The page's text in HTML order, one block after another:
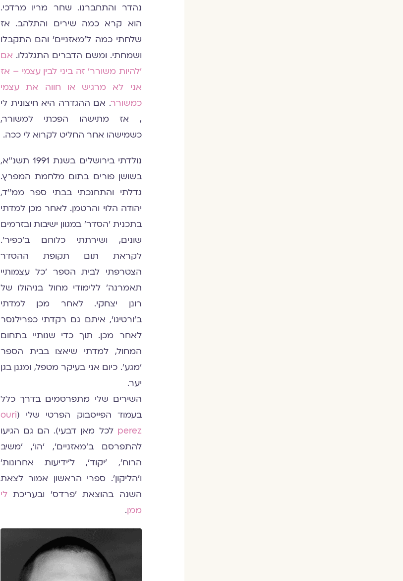
נהדר והתחברנו. שחר מריו מרדכי.
הוא קרא כמה שירים והתלהב. אז
שלחתי כמה ל׳מאזניים׳ והם התקבלו
ושמחתי. ומשם הדברים התגלגלו. אם
׳להיות משורר׳ זה ביני לבין עצמי – אז
אני לא מרגיש או חווה את עצמי
כמשורר. אם ההגדרה היא חיצונית לי
, אז מתישהו הפכתי למשורר,
כשמישהו אחר החליט לקרוא לי ככה.
נולדתי בירושלים בשנת 1991 תשנ׳׳א,
בשושן פורים בתום מלחמת המפרץ.
גדלתי והתחנכתי בבתי ספר ממ׳׳ד,
יהודה הלוי והרטמן. לאחר מכן למדתי
בתכנית ׳הסדר׳ במגוון ישיבות ובזרמים
שונים, ושירתתי כלוחם ב׳כפיר׳.
לקראת תום תקופת ההסדר
הצטרפתי לבית הספר ׳כל עצמותיי
תאמרנה׳ ללימודי מחול בניהולו של
רונן יצחקי. לאחר מכן למדתי
ב׳ורטיגו׳, איתם גם רקדתי כפרילנסר
לאחר מכן. תוך כדי שנותיי בתחום
המחול, למדתי שיאצו בבית הספר
׳מגע׳. כיום אני בעיקר מטפל, ומגנן בגן
יער.
השירים שלי מתפרסמים בדרך כלל
בעמוד הפייסבוק הפרטי שלי (ouri
perez לכל מאן דבעי). הם גם הגיעו
להתפרסם ב׳מאזניים׳, ׳הו׳, ׳משיב
הרוח׳, ׳יקוד׳, ל׳ידיעות אחרונות׳
ו׳הליקון׳. ספרי הראשון אמור לצאת
השנה בהוצאת ׳פרדס׳ ובעריכת לי
ממן.